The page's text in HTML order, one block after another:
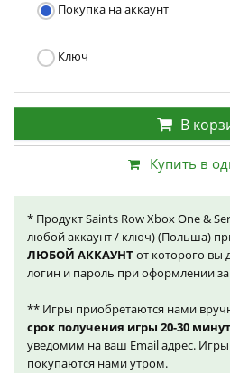
Покупка на аккаунт
Ключ
В
Купить в
* Продукт Saints Row Xbox One &
любой аккаунт / ключ) (Польша)
ЛЮБОЙ АККАУНТот которого вы
логин и пароль при оформлении
** Игры приобретаются нами
срок получения игры 20-30
уведомим на ваш Email адрес.
покупаются нами утром.